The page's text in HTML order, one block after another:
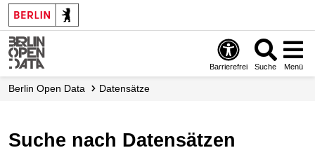
Skip
to
main
content
Barrierefrei Suche Menü
Berlin Open Data Datensätze
Suche nach Datensätzen